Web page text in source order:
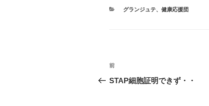
カ
グランジュテ、 健康応援団
投
稿
前
の
前
STAP細胞証明できず・・